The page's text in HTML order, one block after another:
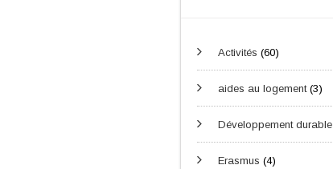
Activités (60)
aides au logement(3)
Développement durable
Erasmus (4)